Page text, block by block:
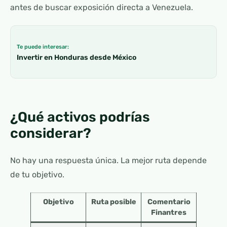
antes de buscar exposición directa a Venezuela.
Te puede interesar:
Invertir en Honduras desde México
¿Qué activos podrías
considerar?
No hay una respuesta única. La mejor ruta depende
de tu objetivo.
Objetivo Ruta posible
Comentario
Finantres